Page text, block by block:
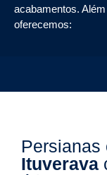
acabamentos.
oferecemos:
Persianas
Ituverava